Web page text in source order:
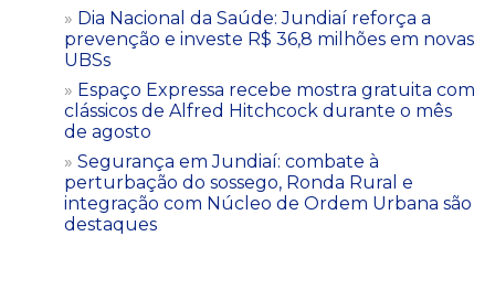
Dia Nacional da Saúde: Jundiaí reforça a
prevenção e investe R$ 36,8 milhões em novas
UBSs
Espaço Expressa recebe mostra gratuita com
clássicos de Alfred Hitchcock durante o mês
de agosto
Segurança em Jundiaí: combate à
perturbação do sossego, Ronda Rural e
integração com Núcleo de Ordem Urbana são
destaques